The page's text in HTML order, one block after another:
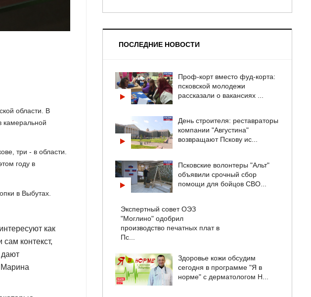
области. В
камеральной
три - в области.
году в
в Выбутах.
как
контекст,
дают
Марина
ПОСЛЕДНИЕ НОВОСТИ
Проф-корт вместо фуд-корта:
псковской молодежи
рассказали о вакансиях ...
День строителя: реставраторы
компании "Августина"
возвращают Пскову ис...
Псковские волонтеры "Альт"
объявили срочный сбор
помощи для бойцов СВО...
Экспертный совет ОЭЗ
"Моглино" одобрил
производство печатных плат в
Пс...
Здоровье кожи обсудим
сегодня в программе "Я в
норме" с дерматологом Н...